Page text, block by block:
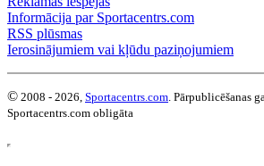
Informācija par Sportacentrs.com
RSS plūsmas
Ierosinājumiem vai kļūdu paziņojumiem
© 2008 - 2026, Sportacentrs.com . Pārpublicēšanas
Sportacentrs.com obligāta